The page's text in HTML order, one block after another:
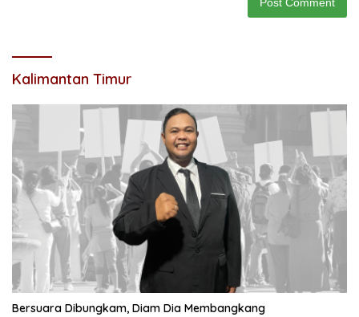
Kalimantan Timur
Bersuara Dibungkam, Diam Dia Membangkang